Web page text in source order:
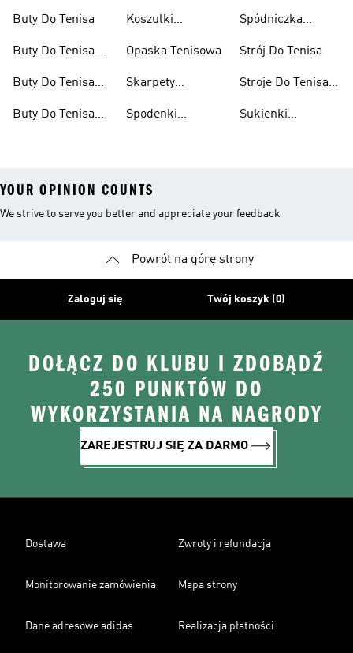
Buty Do Tenisa
Buty Do Tenisa
Buty Do Tenisa
Buty Do Tenisa
Koszulki
Opaska Tenisowa
Skarpety
Spodenki
Spódniczka
Strój Do Tenisa
Stroje Do Tenisa
Sukienki
YOUR OPINION COUNTS
We strive to serve you better and appreciate your feedback
Powrót na górę strony
Zaloguj się Twój koszyk (0)
DOŁĄCZ DO KLUBU I ZDOBĄDŹ
250 PUNKTÓW DO
WYKORZYSTANIA NA NAGRODY
ZAREJESTRUJ SIĘ ZA DARMO
Dostawa Zwroty i refundacja
Monitorowanie zamówienia Mapa strony
Dane adresowe adidas Realizacja płatności